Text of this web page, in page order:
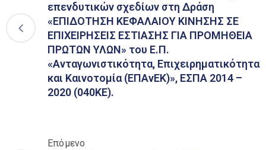
επενδυτικών σχεδίων στη Δράση
«ΕΠΙΔΟΤΗΣΗ ΚΕΦΑΛΑΙΟΥ ΚΙΝΗΣΗΣ ΣΕ
ΕΠΙΧΕΙΡΗΣΕΙΣ ΕΣΤΙΑΣΗΣ ΓΙΑ ΠΡΟΜΗΘΕΙΑ
ΠΡΩΤΩΝ ΥΛΩΝ» του Ε.Π.
«Ανταγωνιστικότητα, Επιχειρηματικότητα
και Καινοτομία (ΕΠΑνΕΚ)», ΕΣΠΑ 2014 –
2020 (040ΚΕ).
Επόμενο